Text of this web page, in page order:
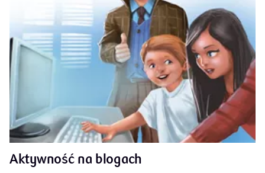
Aktywność na blogach